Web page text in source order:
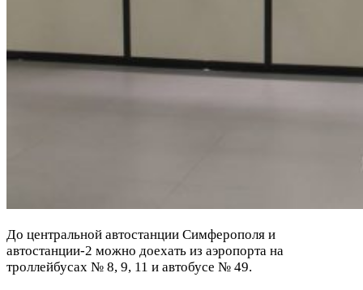
До центральной автостанции Симферополя и
автостанции-2 можно доехать из аэропорта на
троллейбусах № 8, 9, 11 и автобусе № 49.